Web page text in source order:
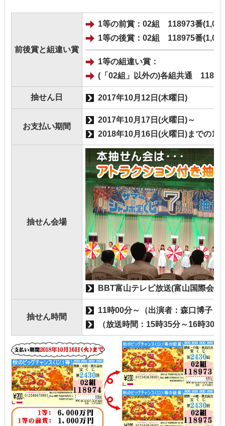
前後賞と組違い賞
1等の前賞：02組 118973番
1等の後賞：02組 118975番
1等の組違い賞：
(「02組」以外の)各組共通
抽せん日 2017年10月12日(木曜日)
お支払い期間
2017年10月17日(火曜日)～
2018年10月16日(火曜日)までの1
抽せん会場
BBT富山テレビ放送(富山国際会議
抽せん時間
11時00分～（出演者：森口博子）
（放送時間：15時35分～16時30分